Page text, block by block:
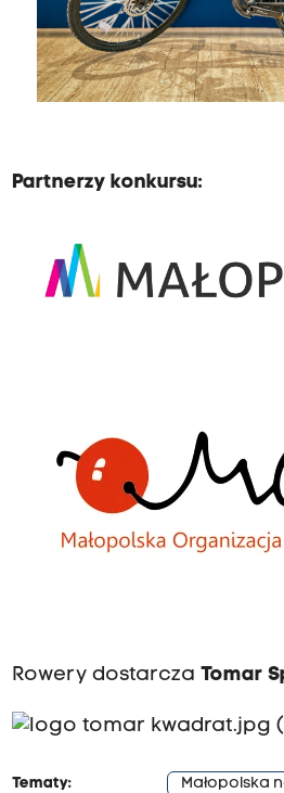
Partnerzy konkursu:
Rowery dostarcza Tomar
Tematy:
Małopolska